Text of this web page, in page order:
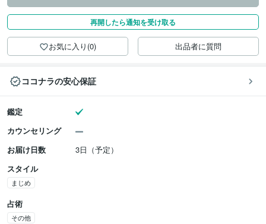
再開したら通知を受け取る
お気に入り(0) 出品者に質問
ココナラの安心保証
鑑定
カウンセリング
お届け日数
3日（予定）
スタイル
まじめ
占術
その他